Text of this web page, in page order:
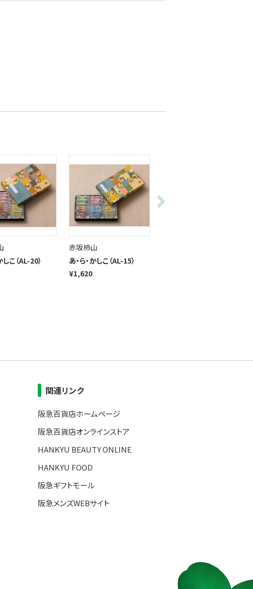
しこ（AL-20）
赤坂柿山
あ・ら・かしこ（AL-15）
¥1,620
関連リンク
阪急百貨店ホームページ
阪急百貨店オンラインストア
HANKYU BEAUTY ONLINE
HANKYU FOOD
阪急ギフトモール
阪急メンズWEBサイト